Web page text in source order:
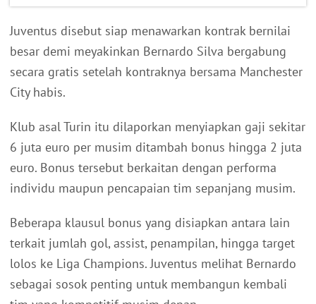
Juventus disebut siap menawarkan kontrak bernilai
besar demi meyakinkan Bernardo Silva bergabung
secara gratis setelah kontraknya bersama Manchester
City habis.
Klub asal Turin itu dilaporkan menyiapkan gaji sekitar
6 juta euro per musim ditambah bonus hingga 2 juta
euro. Bonus tersebut berkaitan dengan performa
individu maupun pencapaian tim sepanjang musim.
Beberapa klausul bonus yang disiapkan antara lain
terkait jumlah gol, assist, penampilan, hingga target
lolos ke Liga Champions. Juventus melihat Bernardo
sebagai sosok penting untuk membangun kembali